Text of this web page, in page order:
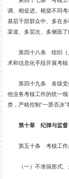
调、相促进。根据不同
基层干部群众中、多在
渠道、多层次、多侧面
第四十八条 组织（人
术和信息化手段开展考核
第四十九条 各级党委
他业务考核工作的统一
类，严格控制“一票否决”
第十章 纪律与监督
第五十条 考核工作必
（一）不准搞形式、